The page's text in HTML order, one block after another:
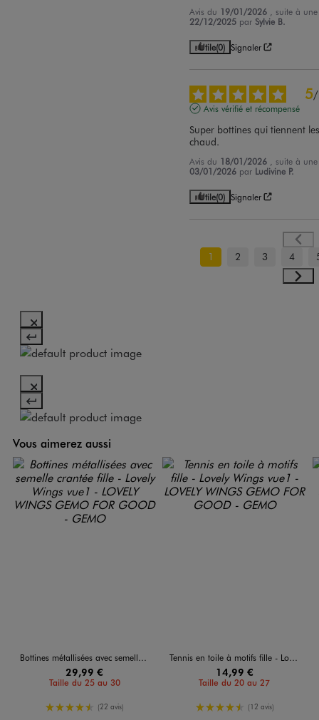
Avis du 19/01/2026
, suite à
22/12/2025 par Sylvie B.
Utile(0) Signaler
5/
Avis vérifié et récompensé
Super bottines qui tiennent
chaud.
Avis du 18/01/2026
, suite à
03/01/2026 par Ludivine P.
Utile(0) Signaler
1 2 3 4
Vous aimerez aussi
Bottines métallisées avec semelle crantée fille - Lovely Wings
29,99 €
Taille du 25 au 30
4.5/5 de moyenne
(22 avis)
Tennis en toile à motifs fille - Lovely Wings
14,99 €
Taille du 20 au 27
4.5/5 de moyenne
(12 avis)